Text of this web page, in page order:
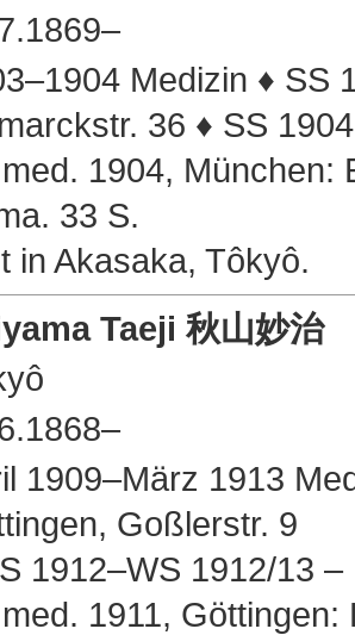
Medizin ♦ SS
36 ♦ SS
1904, München:
33 S.
in Akasaka, Tôkyô.
Taeji 秋山妙治
1909–März 1913
Goßlerstr. 9
1912–WS 1912/13
1911,